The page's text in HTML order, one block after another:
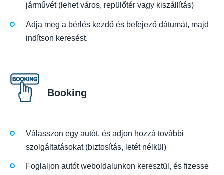
járművét (lehet város, repülőtér vagy kiszállítás)
Adja meg a bérlés kezdő és befejező dátumát, majd
indítson keresést.
Booking
Válasszon egy autót, és adjon hozzá további
szolgáltatásokat (biztosítás, letét nélkül)
Foglaljon autót weboldalunkon keresztül, és fizesse